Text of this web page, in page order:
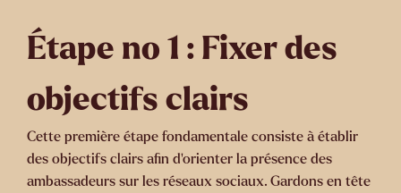
Étape no 1 : Fixer des
objectifs clairs
Cette première étape fondamentale consiste à établir
des objectifs clairs afin d’orienter la présence des
ambassadeurs sur les réseaux sociaux. Gardons en tête